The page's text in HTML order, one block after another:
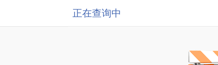
正在查询中